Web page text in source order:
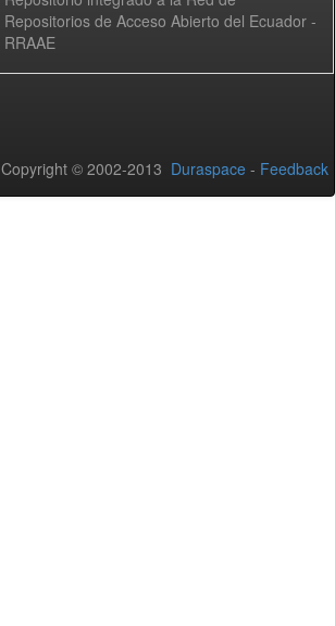
Repositorios de Acceso Abierto del Ecuador -
RRAAE
Copyright © 2002-2013 Duraspace - Feedback